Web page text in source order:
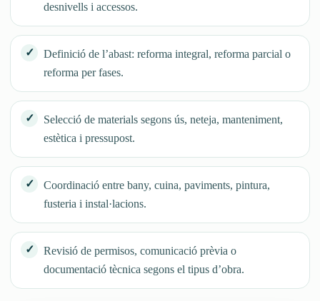
desnivells i accessos.
Definició de l’abast: reforma integral, reforma parcial o
reforma per fases.
Selecció de materials segons ús, neteja, manteniment,
estètica i pressupost.
Coordinació entre bany, cuina, paviments, pintura,
fusteria i instal·lacions.
Revisió de permisos, comunicació prèvia o
documentació tècnica segons el tipus d’obra.